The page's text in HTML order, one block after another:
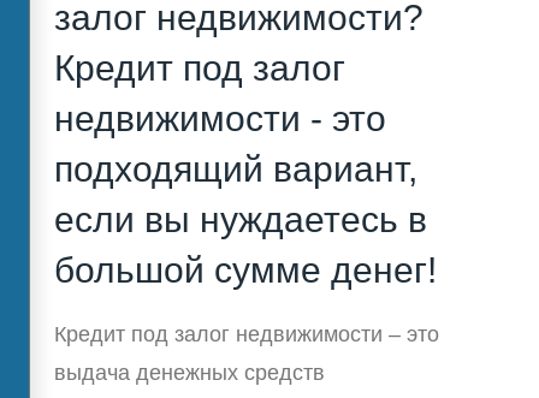
залог недвижимости?
Кредит под залог
недвижимости - это
подходящий вариант,
если вы нуждаетесь в
большой сумме денег!
Кредит под залог недвижимости – это
выдача денежных средств